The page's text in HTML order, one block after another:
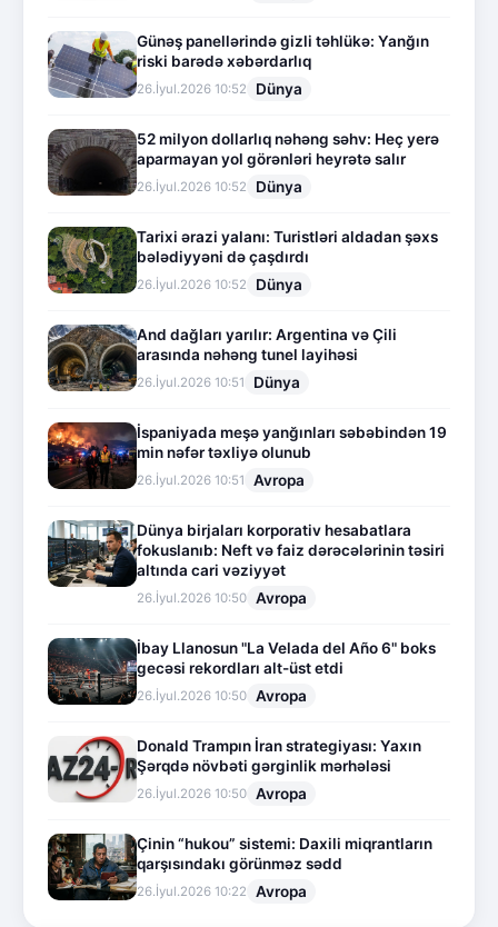
Günəş panellərində gizli təhlükə: Yanğın
riski barədə xəbərdarlıq
26.İyul.2026 10:52 Dünya
52 milyon dollarlıq nəhəng səhv: Heç yerə
aparmayan yol görənləri heyrətə salır
26.İyul.2026 10:52 Dünya
Tarixi ərazi yalanı: Turistləri aldadan şəxs
bələdiyyəni də çaşdırdı
26.İyul.2026 10:52 Dünya
And dağları yarılır: Argentina və Çili
arasında nəhəng tunel layihəsi
26.İyul.2026 10:51 Dünya
İspaniyada meşə yanğınları səbəbindən 19
min nəfər təxliyə olunub
26.İyul.2026 10:51 Avropa
Dünya birjaları korporativ hesabatlara
fokuslanıb: Neft və faiz dərəcələrinin təsiri
altında cari vəziyyət
26.İyul.2026 10:50 Avropa
İbay Llanosun "La Velada del Año 6" boks
gecəsi rekordları alt-üst etdi
26.İyul.2026 10:50 Avropa
Donald Trampın İran strategiyası: Yaxın
Şərqdə növbəti gərginlik mərhələsi
26.İyul.2026 10:50 Avropa
Çinin “hukou” sistemi: Daxili miqrantların
qarşısındakı görünməz sədd
26.İyul.2026 10:22 Avropa